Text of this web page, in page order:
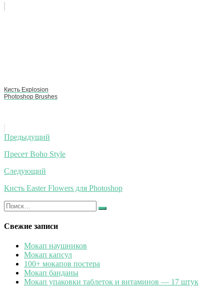
Кисть Explosion
Photoshop Brushes
Навигация
по
записям
Предыдущий
Пресет Boho Style
Следующий
Кисть Easter Flowers для Photoshop
Искать:
Найти
Свежие записи
Мокап наушников
Мокап капсул
100+ мокапов постера
Мокап банданы
Мокап упаковки таблеток и витаминов — 17 штук